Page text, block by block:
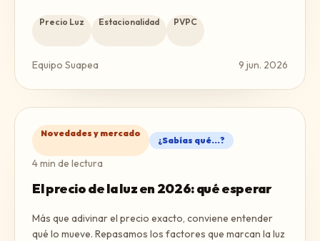
Precio Luz Estacionalidad PVPC
Equipo Suapea 9 jun. 2026
Novedades y mercado
¿Sabías qué...?
4min de lectura
El precio de la luz en 2026: qué esperar
Más que adivinar el precio exacto, conviene entender
qué lo mueve. Repasamos los factores que marcan la luz